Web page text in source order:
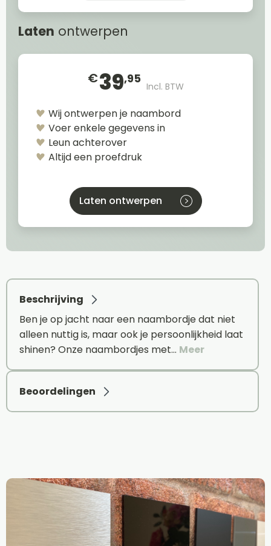
Laten ontwerpen
€39,95
Incl. BTW
Wij ontwerpen je naambord
Voer enkele gegevens in
Leun achterover
Altijd een proefdruk
Laten ontwerpen
Beschrijving
Ben je op jacht naar een naambordje dat niet
alleen nuttig is, maar ook je persoonlijkheid laat
shinen? Onze naambordjes met… Meer
Beoordelingen